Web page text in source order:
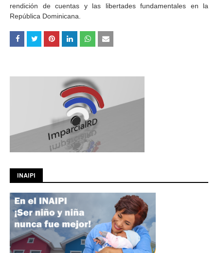
rendición de cuentas y las libertades fundamentales en la
República Dominicana.
INAIPI